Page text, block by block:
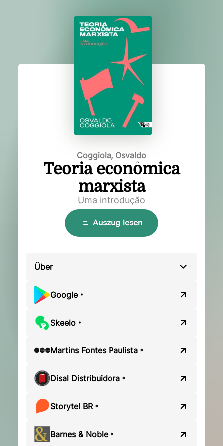
Coggiola, Osvaldo
Teoria econômica
marxista
Uma introdução
Auszug lesen
Über
Google *
Skeelo *
Martins Fontes Paulista *
Disal Distribuidora *
Storytel BR *
Barnes & Noble *